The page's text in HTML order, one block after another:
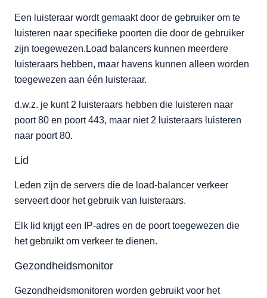
Een luisteraar wordt gemaakt door de gebruiker om te
luisteren naar specifieke poorten die door de gebruiker
zijn toegewezen.Load balancers kunnen meerdere
luisteraars hebben, maar havens kunnen alleen worden
toegewezen aan één luisteraar.
d.w.z. je kunt 2 luisteraars hebben die luisteren naar
poort 80 en poort 443, maar niet 2 luisteraars luisteren
naar poort 80.
Lid
Leden zijn de servers die de load-balancer verkeer
serveert door het gebruik van luisteraars.
Elk lid krijgt een IP-adres en de poort toegewezen die
het gebruikt om verkeer te dienen.
Gezondheidsmonitor
Gezondheidsmonitoren worden gebruikt voor het